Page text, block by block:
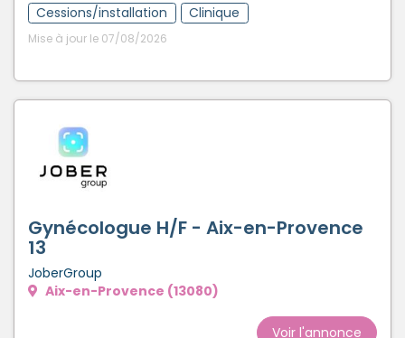
Cessions/installation Clinique
Mise à jour le 07/08/2026
Gynécologue H/F - Aix-en-Provence
13
JoberGroup
Aix-en-Provence (13080)
Voir l'annonce